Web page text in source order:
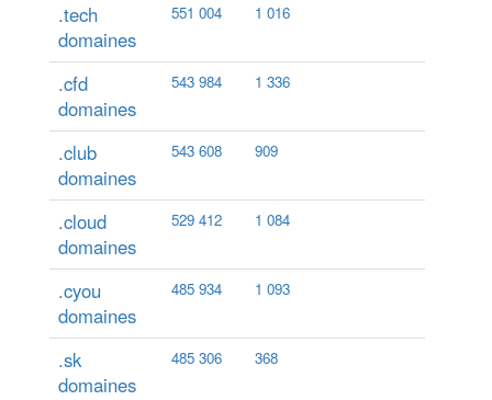
.tech
domaines
551 004 1 016
.cfd
domaines
543 984 1 336
.club
domaines
543 608 909
.cloud
domaines
529 412 1 084
.cyou
domaines
485 934 1 093
.sk
domaines
485 306 368